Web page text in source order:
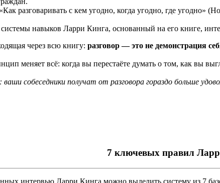
разговаривать с кем угодно, когда угодно, где угодно»
навыков Ларри Кинга, основанный на его книге,
через всю книгу: разговор — это не демонстрация
меняет всё: когда вы перестаёте думать о том, как вы
собеседники получат от разговора гораздо больше
7 ключевых правил
интервью Ларри Кинга можно выделить систему из 7